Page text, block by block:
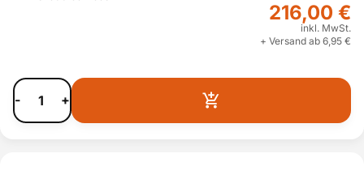
216,00 €
inkl. MwSt.
+ Versand ab 6,95 €
- +